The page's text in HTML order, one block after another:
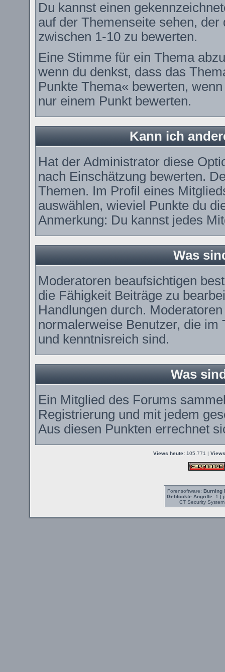
Du kannst einen
auf der Themenseite sehen,
zwischen 1-10 zu bewerten.
Eine Stimme für ein Thema
wenn du denkst, dass das
Punkte Thema« bewerten,
nur einem Punkt bewerten.
Kann ich
Hat der Administrator diese
nach Einschätzung bewerten.
Themen. Im Profil eines
auswählen, wieviel Punkte du
Anmerkung: Du kannst jedes
Was
Moderatoren beaufsichtigen
die Fähigkeit Beiträge zu
Handlungen durch.
normalerweise Benutzer, die
und kenntnisreich sind.
Was
Ein Mitglied des Forums
Registrierung und mit jedem
Aus diesen Punkten errechnet
Views heute:105.771 |
Forensoftware: Burning
Geblockte Angriffe:1 |
CT Security